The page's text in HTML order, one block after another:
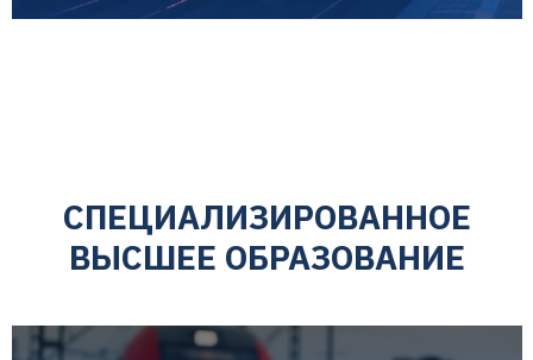
СПЕЦИАЛИЗИРОВАННОЕ
ВЫСШЕЕ ОБРАЗОВАНИЕ